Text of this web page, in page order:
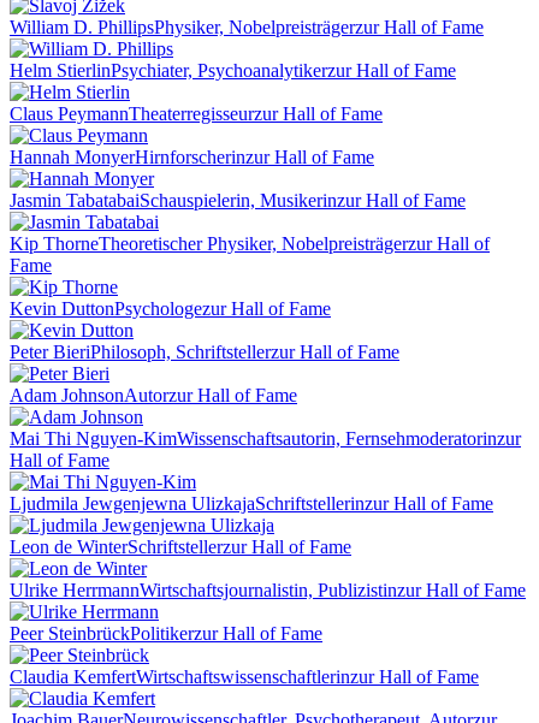
William D. PhillipsPhysiker, Nobelpreisträgerzur Hall of Fame
Helm StierlinPsychiater, Psychoanalytikerzur Hall of Fame
Claus PeymannTheaterregisseurzur Hall of Fame
Hannah MonyerHirnforscherinzur Hall of Fame
Jasmin TabatabaiSchauspielerin, Musikerinzur Hall of Fame
Kip ThorneTheoretischer Physiker, Nobelpreisträgerzur Hall of
Fame
Kevin DuttonPsychologezur Hall of Fame
Peter BieriPhilosoph, Schriftstellerzur Hall of Fame
Adam JohnsonAutorzur Hall of Fame
Mai Thi Nguyen-KimWissenschaftsautorin, Fernsehmoderatorinzur
Hall of Fame
Ljudmila Jewgenjewna UlizkajaSchriftstellerinzur Hall of Fame
Leon de WinterSchriftstellerzur Hall of Fame
Ulrike HerrmannWirtschaftsjournalistin, Publizistinzur Hall of Fame
Peer SteinbrückPolitikerzur Hall of Fame
Claudia KemfertWirtschaftswissenschaftlerinzur Hall of Fame